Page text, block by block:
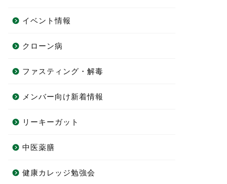
イベント情報
クローン病
ファスティング・解毒
メンバー向け新着情報
リーキーガット
中医薬膳
健康カレッジ勉強会